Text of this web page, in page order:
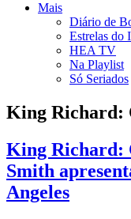
Mais
Diário de
Estrelas do
HEA TV
Na Playlist
Só Seriados
King Richard:
King Richard:
Smith
Angeles